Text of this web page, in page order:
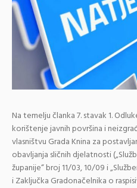
Na temelju članka 7. stavak 1.
korištenje javnih površina i
vlasništvu Grada Knina za
obavljanja sličnih djelatnosti
županije“ broj 11/03, 10/09 i
i Zaključka Gradonačelnika o